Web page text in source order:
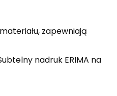
zapewniają
nadruk ERIMA na